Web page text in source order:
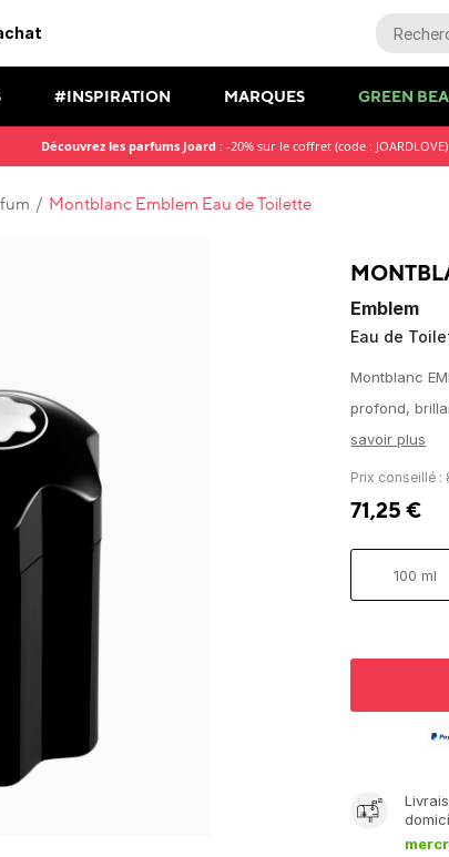
#INSPIRATION MARQUES GREEN
Découvrez les parfums Joard : -20% sur le coffret (code :
/ Montblanc Emblem Eau de Toilette
Emblem
Eau de
Montblanc
profond,
savoir plus
Prix conseillé :
71,25 €
100 ml